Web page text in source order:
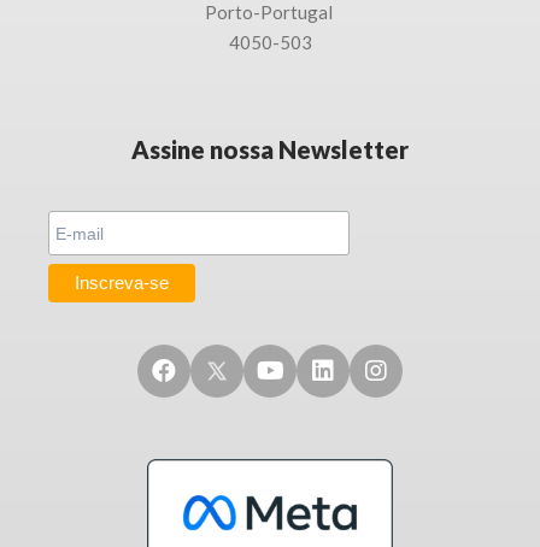
Porto-Portugal
4050-503
Assine nossa Newsletter